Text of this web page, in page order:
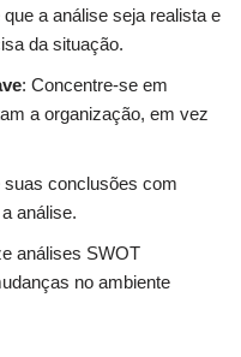
a análise seja realista e
da situação.
: Concentre-se em
a organização, em vez
suas conclusões com
análise.
análises SWOT
no ambiente